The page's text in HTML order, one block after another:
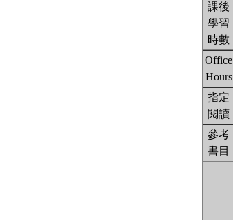
課後
學習
時數
Office
Hours
指定
閱讀
參考
書目